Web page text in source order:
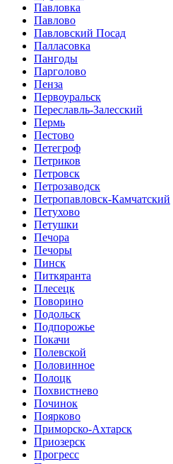
Павловка
Павлово
Павловский Посад
Палласовка
Пангоды
Парголово
Пенза
Первоуральск
Переславль-Залесский
Пермь
Пестово
Петегроф
Петриков
Петровск
Петрозаводск
Петропавловск-Камчатский
Петухово
Петушки
Печора
Печоры
Пинск
Питкяранта
Плесецк
Поворино
Подольск
Подпорожье
Покачи
Полевской
Половинное
Полоцк
Похвистнево
Починок
Поярково
Приморско-Ахтарск
Приозерск
Прогресс